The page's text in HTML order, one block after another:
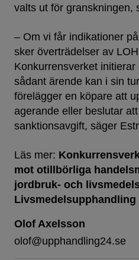
valts ut för granskningen,
– Om vi får indikationer
sker överträdelser av
Konkurrensverket
sådant ärende kan i sin
förelägger en köpare att
agerande eller beslutar
sanktionsavgift, säger
Läs mer:
mot otillbörliga
jordbruk- och
Livsmedelsupphandling
Olof Axelsson
olof@upphandling24.se